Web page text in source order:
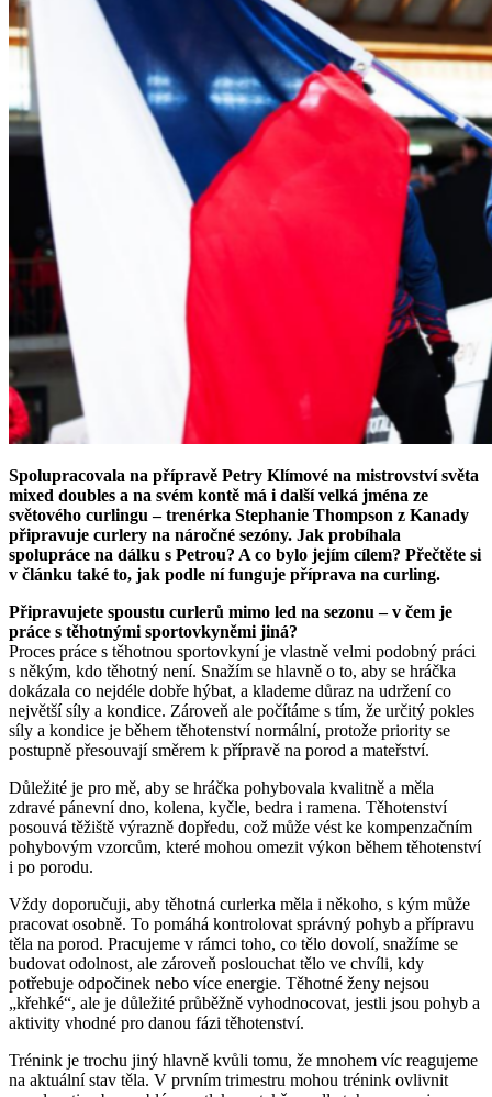
Spolupracovala na přípravě Petry Klímové na mistrovství světa
mixed doubles a na svém kontě má i další velká jména ze
světového curlingu – trenérka Stephanie Thompson z Kanady
připravuje curlery na náročné sezóny. Jak probíhala
spolupráce na dálku s Petrou? A co bylo jejím cílem? Přečtěte si
v článku také to, jak podle ní funguje příprava na curling.
Připravujete spoustu curlerů mimo led na sezonu – v čem je
práce s těhotnými sportovkyněmi jiná?
Proces práce s těhotnou sportovkyní je vlastně velmi podobný práci
s někým, kdo těhotný není. Snažím se hlavně o to, aby se hráčka
dokázala co nejdéle dobře hýbat, a klademe důraz na udržení co
největší síly a kondice. Zároveň ale počítáme s tím, že určitý pokles
síly a kondice je během těhotenství normální, protože priority se
postupně přesouvají směrem k přípravě na porod a mateřství.
Důležité je pro mě, aby se hráčka pohybovala kvalitně a měla
zdravé pánevní dno, kolena, kyčle, bedra i ramena. Těhotenství
posouvá těžiště výrazně dopředu, což může vést ke kompenzačním
pohybovým vzorcům, které mohou omezit výkon během těhotenství
i po porodu.
Vždy doporučuji, aby těhotná curlerka měla i někoho, s kým může
pracovat osobně. To pomáhá kontrolovat správný pohyb a přípravu
těla na porod. Pracujeme v rámci toho, co tělo dovolí, snažíme se
budovat odolnost, ale zároveň poslouchat tělo ve chvíli, kdy
potřebuje odpočinek nebo více energie. Těhotné ženy nejsou
„křehké“, ale je důležité průběžně vyhodnocovat, jestli jsou pohyb a
aktivity vhodné pro danou fázi těhotenství.
Trénink je trochu jiný hlavně kvůli tomu, že mnohem víc reagujeme
na aktuální stav těla. V prvním trimestru mohou trénink ovlivnit